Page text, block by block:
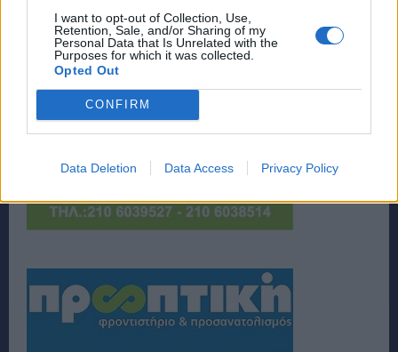
I want to opt-out of Collection, Use,
Retention, Sale, and/or Sharing of my
Personal Data that Is Unrelated with the
Purposes for which it was collected.
Opted Out
CONFIRM
Data Deletion Data Access Privacy Policy